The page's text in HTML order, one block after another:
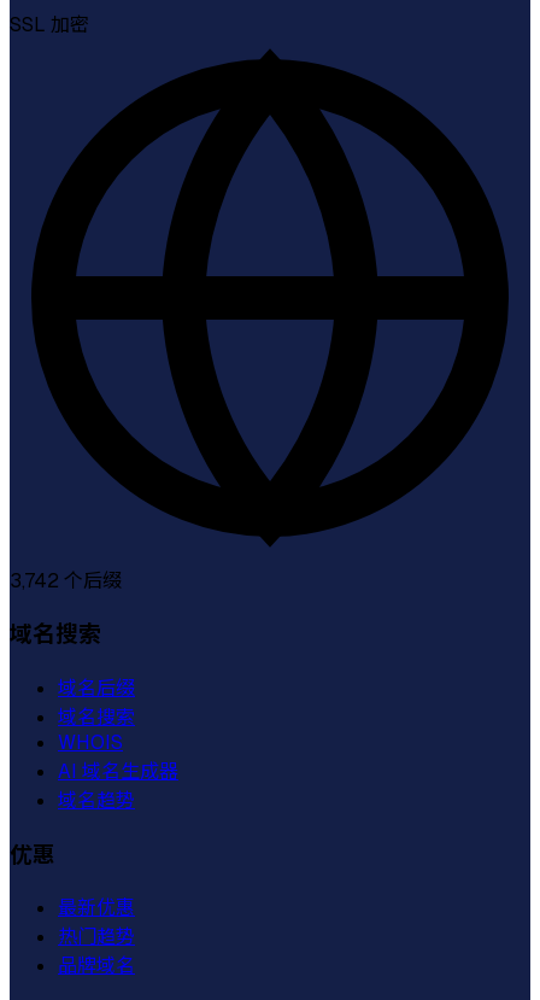
SSL 加密
3,742 个后缀
域名搜索
域名后缀
域名搜索
WHOIS
AI 域名生成器
域名趋势
优惠
最新优惠
热门趋势
品牌域名